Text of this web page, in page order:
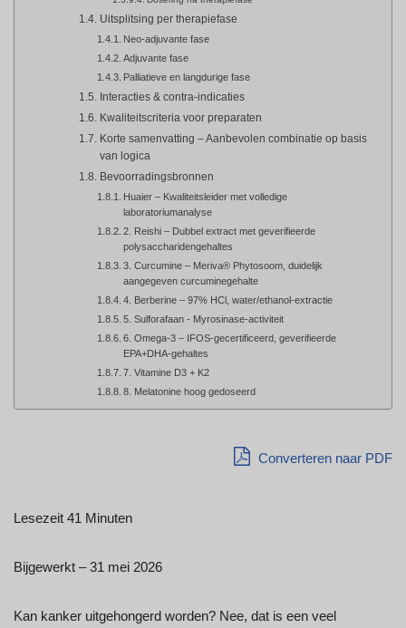
Uitsplitsing per therapiefase
Neo-adjuvante fase
Adjuvante fase
Palliatieve en langdurige fase
Interacties & contra-indicaties
Kwaliteitscriteria voor preparaten
Korte samenvatting – Aanbevolen combinatie op basis
van logica
Bevoorradingsbronnen
Huaier – Kwaliteitsleider met volledige
laboratoriumanalyse
2. Reishi – Dubbel extract met geverifieerde
polysaccharidengehaltes
3. Curcumine – Meriva® Phytosoom, duidelijk
aangegeven curcuminegehalte
4. Berberine – 97% HCl, water/ethanol-extractie
5. Sulforafaan - Myrosinase-activiteit
6. Omega-3 – IFOS-gecertificeerd, geverifieerde
EPA+DHA-gehaltes
7. Vitamine D3 + K2
8. Melatonine hoog gedoseerd
Converteren naar PDF
Lesezeit 41 Minuten
Bijgewerkt – 31 mei 2026
Kan kanker uitgehongerd worden? Nee, dat is een veel